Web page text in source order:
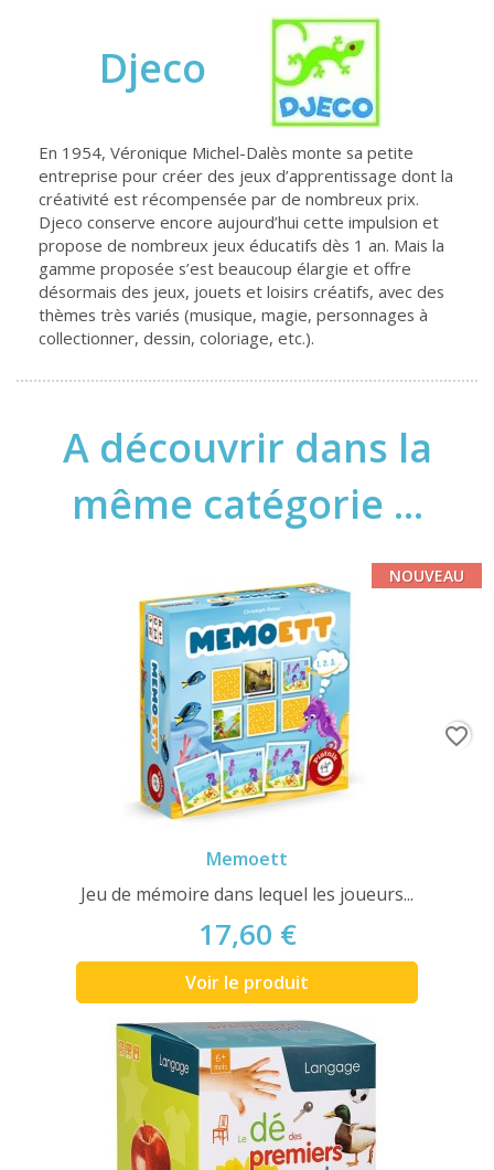
Djeco
En 1954, Véronique Michel-Dalès monte sa petite
entreprise pour créer des jeux d’apprentissage dont la
créativité est récompensée par de nombreux prix.
Djeco conserve encore aujourd’hui cette impulsion et
propose de nombreux jeux éducatifs dès 1 an. Mais la
gamme proposée s’est beaucoup élargie et offre
désormais des jeux, jouets et loisirs créatifs, avec des
thèmes très variés (musique, magie, personnages à
collectionner, dessin, coloriage, etc.).
A découvrir dans la
même catégorie ...
Memoett
Jeu de mémoire dans lequel les joueurs...
17,60 €
Voir le produit
NOUVEAU
favorite_border